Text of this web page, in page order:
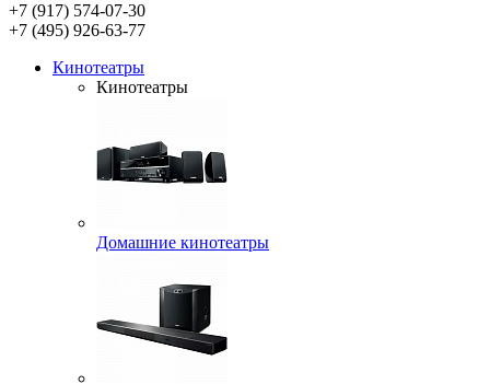
+7 (917) 574-07-30
+7 (495) 926-63-77
Кинотеатры
Кинотеатры
Домашние кинотеатры